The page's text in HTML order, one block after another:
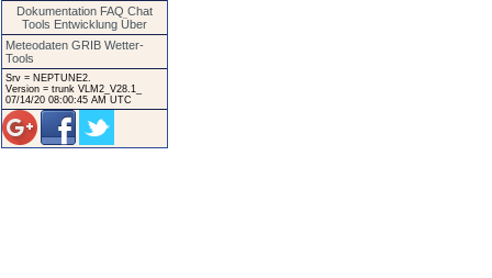
Dokumentation FAQ Chat
Tools Entwicklung Über
Meteodaten GRIB Wetter-
Tools
Srv = NEPTUNE2.
Version = trunk VLM2_V28.1_
07/14/20 08:00:45 AM UTC